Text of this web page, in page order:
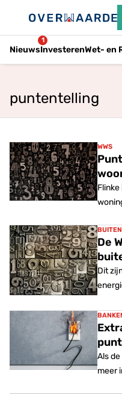
Nieuws
1
InvesterenWet- en
puntentelling
WWS
De
Dit
Als
meer